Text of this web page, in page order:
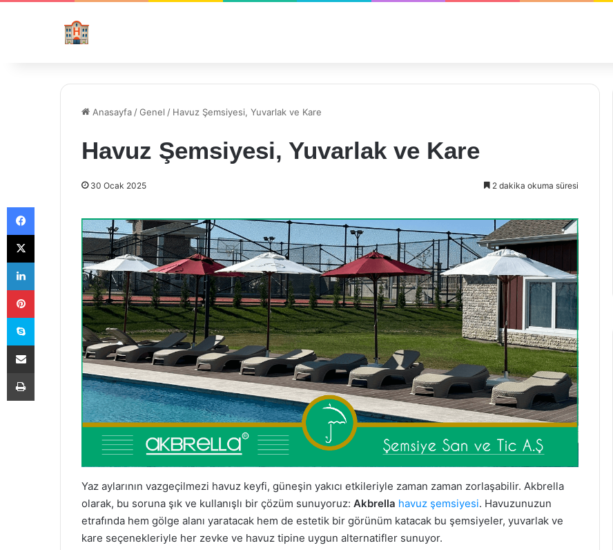
Anasayfa /Genel / Havuz Şemsiyesi, Yuvarlak ve Kare
Havuz Şemsiyesi, Yuvarlak ve Kare
30 Ocak 2025 2 dakika okuma süresi
Yaz aylarının vazgeçilmezi havuz keyfi, güneşin yakıcı etkileriyle zaman zaman zorlaşabilir. Akbrella
olarak, bu soruna şık ve kullanışlı bir çözüm sunuyoruz: Akbrella havuz şemsiyesi. Havuzunuzun
etrafında hem gölge alanı yaratacak hem de estetik bir görünüm katacak bu şemsiyeler, yuvarlak ve
kare seçenekleriyle her zevke ve havuz tipine uygun alternatifler sunuyor.
Facebook
X
LinkedIn
Pinterest
Skype
E-Posta ile paylaş